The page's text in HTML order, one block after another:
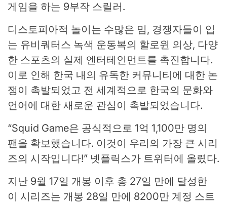
게임을 하는 9부작 스릴러.
디스토피아적 놀이는 수많은 밈, 경쟁자들이 입
는 유비쿼터스 녹색 운동복의 할로윈 의상, 다양
한 스포츠의 실제 엔터테인먼트를 촉진합니다.
이로 인해 한국 내의 유독한 커뮤니티에 대한 논
쟁이 촉발되었고 전 세계적으로 한국의 문화와
언어에 대한 새로운 관심이 촉발되었습니다.
“Squid Game은 공식적으로 1억 1,100만 명의
팬을 확보했습니다. 이것이 우리의 가장 큰 시리
즈의 시작입니다!” 넷플릭스가 트위터에 올렸다.
지난 9월 17일 개봉 이후 총 27일 만에 달성한
이 시리즈는 개봉 28일 만에 8200만 계정 스트